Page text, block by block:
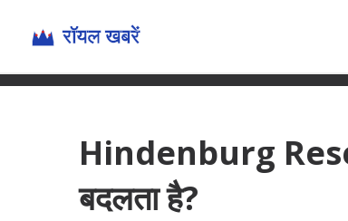
Hindenburg
बदलता है?